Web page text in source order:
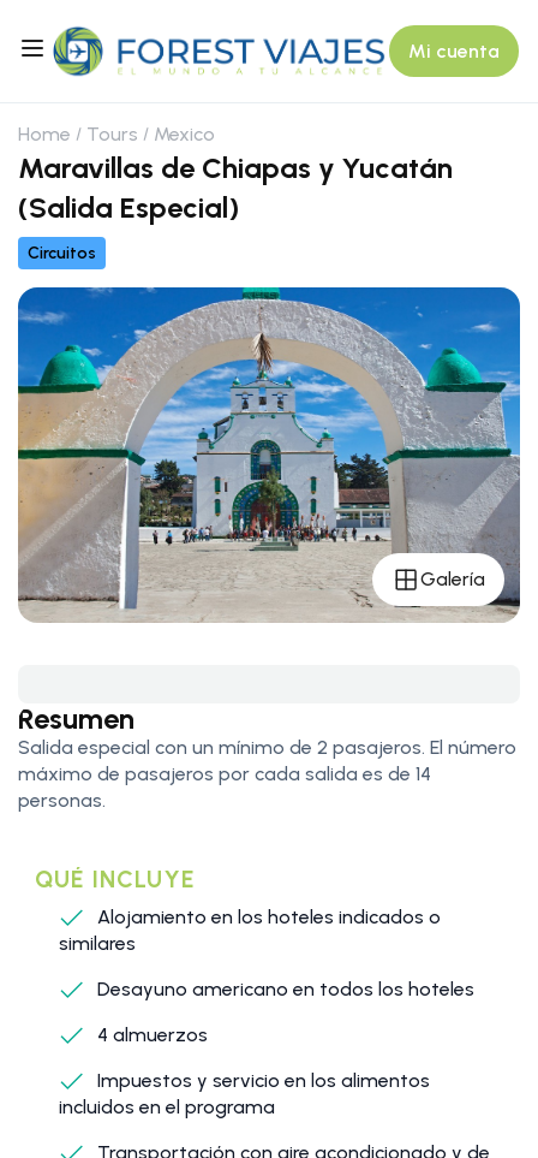
Mi cuenta
Home Tours Mexico
Maravillas de Chiapas y Yucatán
(Salida Especial)
Circuitos
Galería
Resumen
Salida especial con un mínimo de 2 pasajeros. El número
máximo de pasajeros por cada salida es de 14
personas.
QUÉ INCLUYE
Alojamiento en los hoteles indicados o
similares
Desayuno americano en todos los hoteles
4 almuerzos
Impuestos y servicio en los alimentos
incluidos en el programa
Transportación con aire acondicionado y de